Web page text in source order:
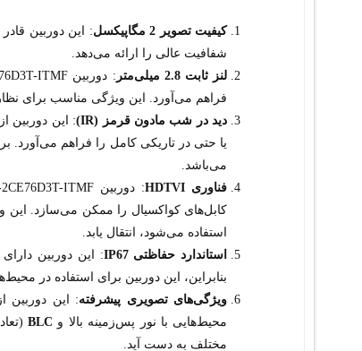
کیفیت تصویر 2 مگاپیکسل : این دوربین
شفافیت عالی را ارائه می‌دهد.
لنز ثابت 2.8 میلی‌متر
: دوربین DS-2CE76D3T-ITMF دارای
فراهم می‌آورد. این ویژگی مناسب برای
دید در شب مادون قرمز (IR)
: این دوربین
یا حتی در تاریکی کامل را فراهم می‌آورد.
می‌باشد.
فناوری HDTVI
: دوربین DS-2CE76D3T-ITMF از
کابل‌های کواکسیال را ممکن می‌سازد. این
استفاده می‌شود، انتقال یابد.
استاندارد حفاظتی IP67
: این دوربین دارای
بنابراین، این دوربین برای استفاده در
ویژگی‌های تصویری پیشرفته: این دوربین
محیط‌هایی با نور پس‌زمینه بالا و BLC
مختلف به دست آید.